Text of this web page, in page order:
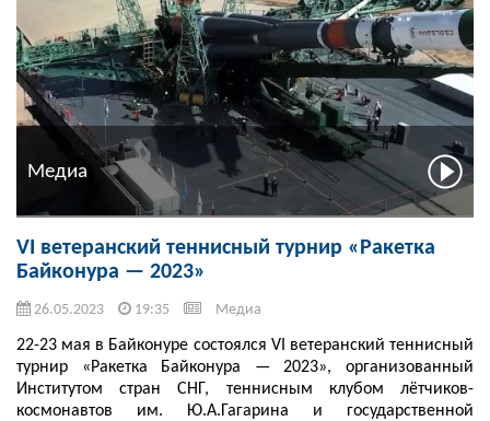
Медиа
VI ветеранский теннисный турнир «Ракетка
Байконура — 2023»
26.05.2023 19:35 Медиа
22-23 мая в Байконуре состоялся VI ветеранский теннисный
турнир «Ракетка Байконура — 2023», организованный
Институтом стран СНГ, теннисным клубом лётчиков-
космонавтов им. Ю.А.Гагарина и государственной